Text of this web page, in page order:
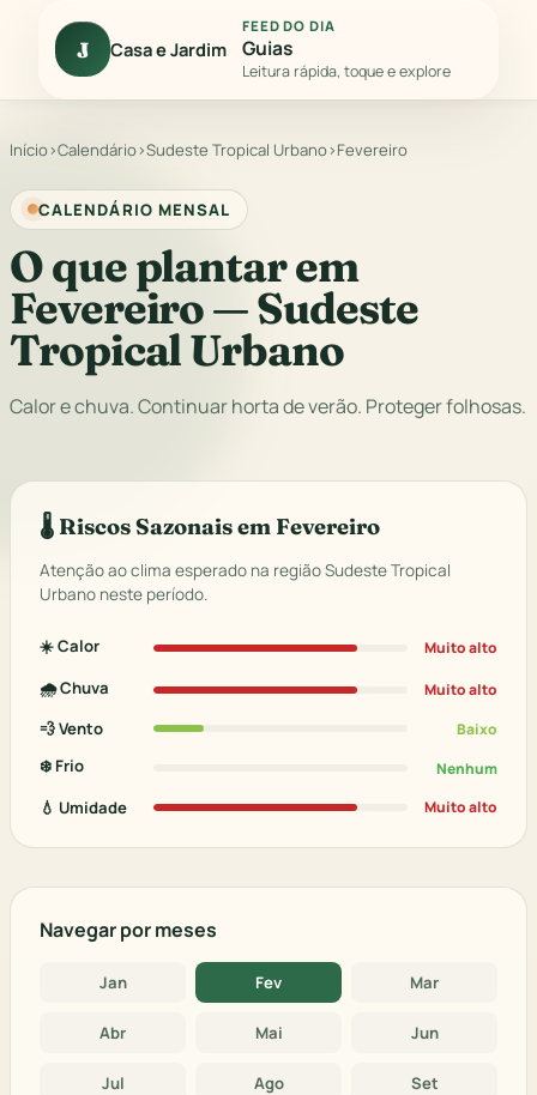
J Casa e Jardim
FEED DO DIA
Guias
Leitura rápida, toque e explore
Início›Calendário›Sudeste Tropical Urbano›Fevereiro
CALENDÁRIO MENSAL
O que plantar em
Fevereiro — Sudeste
Tropical Urbano
Calor e chuva. Continuar horta de verão. Proteger folhosas.
🌡️ Riscos Sazonais em Fevereiro
Atenção ao clima esperado na região Sudeste Tropical
Urbano neste período.
☀️ Calor Muito alto
🌧️ Chuva Muito alto
💨 Vento Baixo
❄️ Frio Nenhum
💧 Umidade Muito alto
Navegar por meses
Jan Fev Mar
Abr Mai Jun
Jul Ago Set